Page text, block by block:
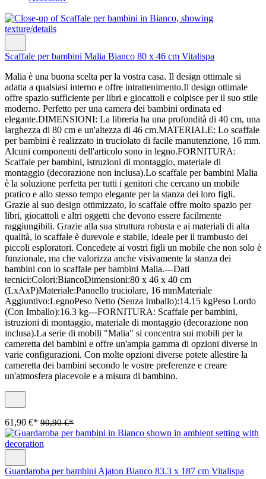
Scaffale per bambini Malia Bianco 80 x 46 cm Vitalispa
Malia è una buona scelta per la vostra casa. Il design ottimale si
adatta a qualsiasi interno e offre intrattenimento.Il design ottimale
offre spazio sufficiente per libri e giocattoli e colpisce per il suo stile
moderno. Perfetto per una camera dei bambini ordinata ed
elegante.DIMENSIONI: La libreria ha una profondità di 40 cm, una
larghezza di 80 cm e un'altezza di 46 cm.MATERIALE: Lo scaffale
per bambini è realizzato in truciolato di facile manutenzione, 16 mm.
Alcuni componenti dell'articolo sono in legno.FORNITURA:
Scaffale per bambini, istruzioni di montaggio, materiale di
montaggio (decorazione non inclusa).Lo scaffale per bambini Malia
è la soluzione perfetta per tutti i genitori che cercano un mobile
pratico e allo stesso tempo elegante per la stanza dei loro figli.
Grazie al suo design ottimizzato, lo scaffale offre molto spazio per
libri, giocattoli e altri oggetti che devono essere facilmente
raggiungibili. Grazie alla sua struttura robusta e ai materiali di alta
qualità, lo scaffale è durevole e stabile, ideale per il trambusto dei
piccoli esploratori. Concedete ai vostri figli un mobile che non solo è
funzionale, ma che valorizza anche visivamente la stanza dei
bambini con lo scaffale per bambini Malia.---Dati
tecnici:Colori:BiancoDimensioni:80 x 46 x 40 cm
(LxAxP)Materiale:Pannello truciolare, 16 mmMateriale
Aggiuntivo:LegnoPeso Netto (Senza Imballo):14.15 kgPeso Lordo
(Con Imballo):16.3 kg---FORNITURA: Scaffale per bambini,
istruzioni di montaggio, materiale di montaggio (decorazione non
inclusa).La serie di mobili "Malia" si concentra sui mobili per la
cameretta dei bambini e offre un'ampia gamma di opzioni diverse in
varie configurazioni. Con molte opzioni diverse potete allestire la
cameretta dei bambini secondo le vostre preferenze e creare
un'atmosfera piacevole e a misura di bambino.
61,90 €* 90,90 €*
Guardaroba per bambini Ajaton Bianco 83.3 x 187 cm Vitalispa